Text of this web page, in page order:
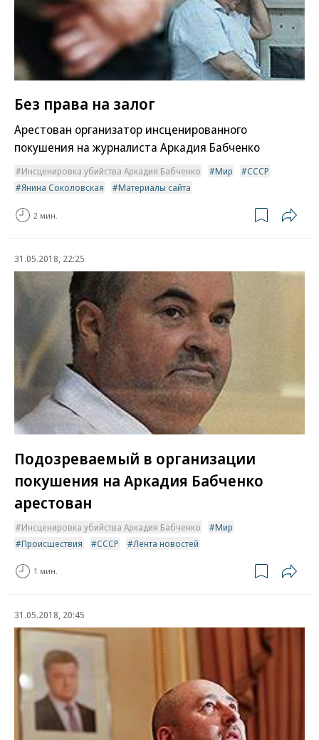
Без права на залог
Арестован организатор инсценированного
покушения на журналиста Аркадия Бабченко
Инсценировка убийства Аркадия Бабченко Мир
СССР
Янина Соколовская
Материалы сайта
2 мин.
31.05.2018, 22:25
Подозреваемый в организации
покушения на Аркадия Бабченко
арестован
Инсценировка убийства Аркадия Бабченко
Мир
Происшествия
СССР Лента новостей
1 мин.
31.05.2018, 20:45